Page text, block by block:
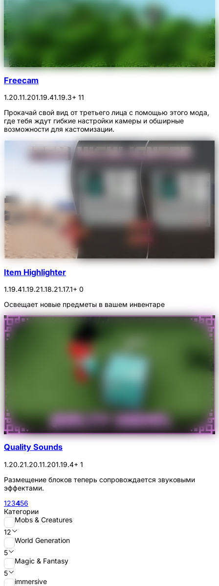
Freecam
1.20.11.201.19.41.19.3+ 11
Прокачай свой вид от третьего лица с помощью этого мода,
где тебя ждут гибкие настройки камеры и обширные
возможности для кастомизации.
Item Highlighter
1.19.41.19.21.18.21.17.1+ 0
Освещает новые предметы в вашем инвентаре
Quality Sounds
1.20.21.20.11.201.19.4+ 1
Размещение блоков теперь сопровождается звуковыми
эффектами.
123456
Категории
Mobs & Creatures
12
World Generation
5
Magic & Fantasy
5
immersive